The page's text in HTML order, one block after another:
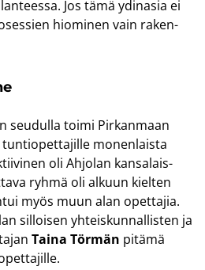
Jos tämä ydin­a­sia ei
hio­mi­nen vain ra­ken­
seu­dul­la toimi Pir­kan­maan
mo­nen­lais­ta
oli Ah­jo­lan kan­sa­lais­
ryhmä oli al­kuun kiel­ten
myös muun alan opet­ta­jia.
sil­loi­sen yh­teis­kun­nal­lis­ten ja
Taina Tör­män pi­tä­mä